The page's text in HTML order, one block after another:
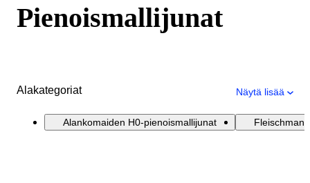
Pienoismallijunat
Alakategoriat Näytä lisää
Alankomaiden H0-pienoismallijunat